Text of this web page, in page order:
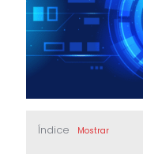
Índice Mostrar